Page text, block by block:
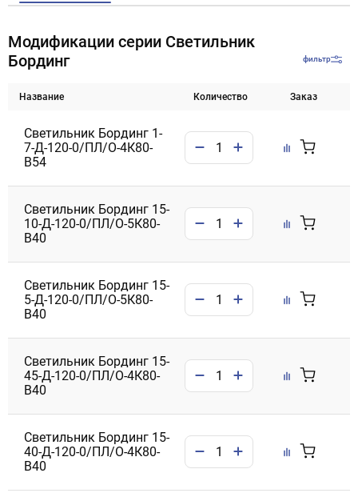
Модификации серии Светильник
Бординг
фильтр
Название Количество Заказ
Светильник Бординг 1-
7-Д-120-0/ПЛ/О-4К80-
В54
Светильник Бординг 15-
10-Д-120-0/ПЛ/О-5К80-
В40
Светильник Бординг 15-
5-Д-120-0/ПЛ/О-5К80-
В40
Светильник Бординг 15-
45-Д-120-0/ПЛ/О-4К80-
В40
Светильник Бординг 15-
40-Д-120-0/ПЛ/О-4К80-
В40